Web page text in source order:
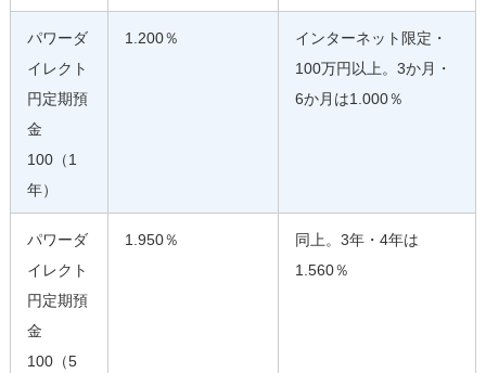
パワーダ
イレクト
円定期預
金
100（1
年）
1.200％
インターネット限定・
100万円以上。3か月・
6か月は1.000％
パワーダ
イレクト
円定期預
金
100（5
1.950％
同上。3年・4年は
1.560％